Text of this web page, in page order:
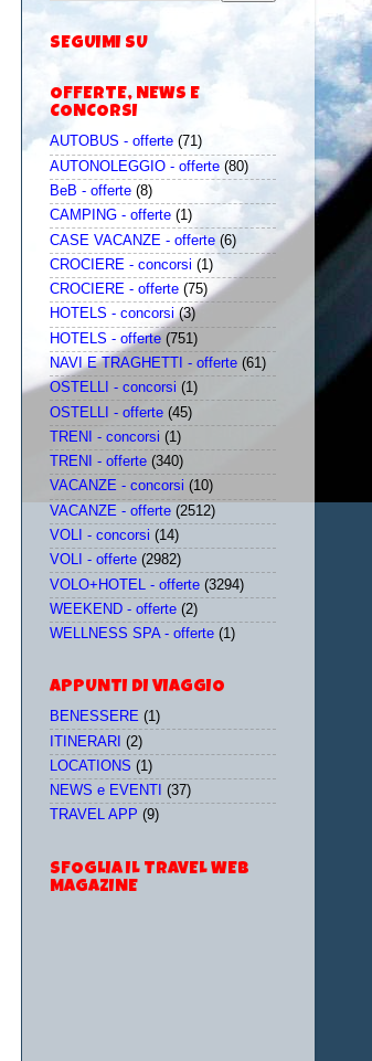
SEGUIMI SU
OFFERTE, NEWS E
CONCORSI
AUTOBUS - offerte (71)
AUTONOLEGGIO - offerte (80)
BeB - offerte (8)
CAMPING - offerte (1)
CASE VACANZE - offerte (6)
CROCIERE - concorsi (1)
CROCIERE - offerte (75)
HOTELS - concorsi (3)
HOTELS - offerte (751)
NAVI E TRAGHETTI - offerte (61)
OSTELLI - concorsi (1)
OSTELLI - offerte (45)
TRENI - concorsi (1)
TRENI - offerte (340)
VACANZE - concorsi (10)
VACANZE - offerte (2512)
VOLI - concorsi (14)
VOLI - offerte (2982)
VOLO+HOTEL - offerte (3294)
WEEKEND - offerte (2)
WELLNESS SPA - offerte (1)
APPUNTI DI VIAGGIO
BENESSERE (1)
ITINERARI (2)
LOCATIONS (1)
NEWS e EVENTI
(37)
TRAVEL APP (9)
SFOGLIA IL TRAVEL WEB
MAGAZINE